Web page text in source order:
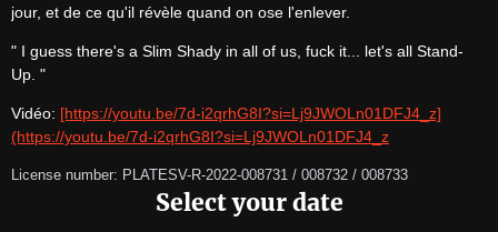
jour, et de ce qu'il révèle quand on ose l'enlever.
" I guess there's a Slim Shady in all of us, fuck it... let's all Stand-
Up. "
Vidéo: [https://youtu.be/7d-i2qrhG8I?si=Lj9JWOLn01DFJ4_z]
(https://youtu.be/7d-i2qrhG8I?si=Lj9JWOLn01DFJ4_z
License number: PLATESV-R-2022-008731 / 008732 / 008733
Select your date